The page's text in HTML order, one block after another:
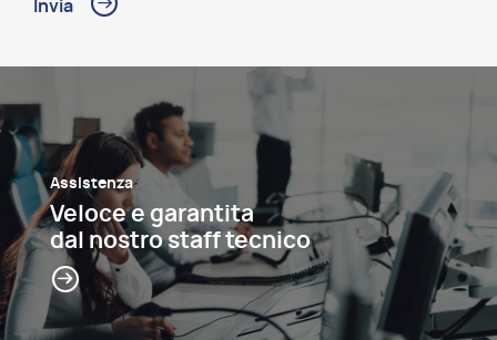
Assistenza
Veloce e garantita
dal nostro staff tecnico